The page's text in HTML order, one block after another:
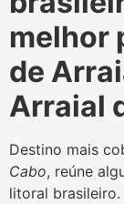
melhor
de
Arraial
Destino mais
Cabo, reúne
litoral